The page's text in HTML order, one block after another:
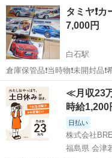
宮城 白石市 白石駅
タミヤ❗カ
7,000円
白石駅
倉庫保管品❗当時物❗未開封品❗希少価値❗ 年数なりの、
ア向け❗ 必要な方に‼️
宮城 白石市 白石駅
≪月収23
時給1,200
日払い
株式会社
福島県 会津